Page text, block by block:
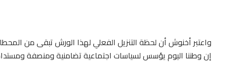
واعتبر أخنوش أن لحظة التنزيل الفعلي لهذا الورش تبقى من
إن وطننا اليوم يؤسس لسياسات اجتماعية تضامنية ومنصفة